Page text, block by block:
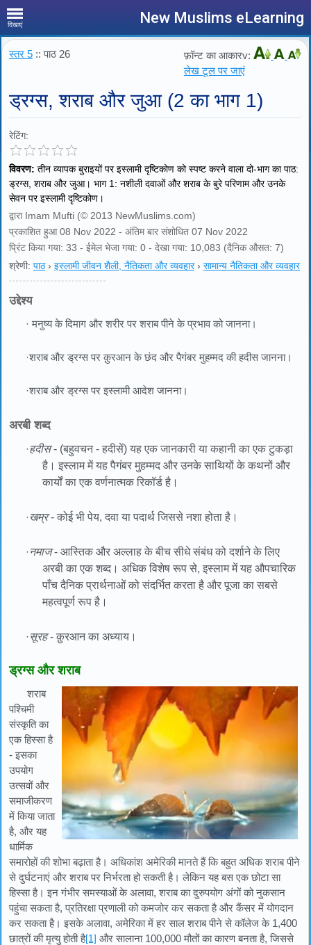
दिखाएं New Muslims eLearning
स्तर 5 :: पाठ 26
फ़ॉन्ट का आकारv:
लेख टूल पर जाएं
ड्रग्स, शराब और जुआ (2 का भाग 1)
रेटिंग:
विवरण: तीन व्यापक बुराइयों पर इस्लामी दृष्टिकोण को स्पष्ट करने वाला दो-भाग का पाठ:
ड्रग्स, शराब और जुआ। भाग 1: नशीली दवाओं और शराब के बुरे परिणाम और उनके
सेवन पर इस्लामी दृष्टिकोण।
द्वारा Imam Mufti (© 2013 NewMuslims.com)
प्रकाशित हुआ 08 Nov 2022 - अंतिम बार संशोधित 07 Nov 2022
प्रिंट किया गया: 33 - ईमेल भेजा गया: 0 - देखा गया: 10,083 (दैनिक औसत: 7)
श्रेणी: पाठ› इस्लामी जीवन शैली, नैतिकता और व्यवहार› सामान्य नैतिकता और व्यवहार
उद्देश्य
· मनुष्य के दिमाग और शरीर पर शराब पीने के प्रभाव को जानना।
·शराब और ड्रग्स पर क़ुरआन के छंद और पैगंबर मुहम्मद की हदीस जानना।
·शराब और ड्रग्स पर इस्लामी आदेश जानना।
अरबी शब्द
·हदीस- (बहुवचन - हदीसें) यह एक जानकारी या कहानी का एक टुकड़ा
है। इस्लाम में यह पैगंबर मुहम्मद और उनके साथियों के कथनों और
कार्यों का एक वर्णनात्मक रिकॉर्ड है।
·खम्र- कोई भी पेय, दवा या पदार्थ जिससे नशा होता है।
·नमाज- आस्तिक और अल्लाह के बीच सीधे संबंध को दर्शाने के लिए
अरबी का एक शब्द। अधिक विशेष रूप से, इस्लाम में यह औपचारिक
पाँच दैनिक प्रार्थनाओं को संदर्भित करता है और पूजा का सबसे
महत्वपूर्ण रूप है।
·सूरह- क़ुरआन का अध्याय।
ड्रग्स और शराब
शराब
पश्चिमी
संस्कृति का
एक हिस्सा है
- इसका
उपयोग
उत्सवों और
समाजीकरण
में किया जाता
है, और यह
धार्मिक
समारोहों की शोभा बढ़ाता है। अधिकांश अमेरिकी मानते हैं कि बहुत अधिक शराब पीने
से दुर्घटनाएं और शराब पर निर्भरता हो सकती है। लेकिन यह बस एक छोटा सा
हिस्सा है। इन गंभीर समस्याओं के अलावा, शराब का दुरुपयोग अंगों को नुकसान
पहुंचा सकता है, प्रतिरक्षा प्रणाली को कमजोर कर सकता है और कैंसर में योगदान
कर सकता है। इसके अलावा, अमेरिका में हर साल शराब पीने से कॉलेज के 1,400
छात्रों की मृत्यु होती है[1] और सालाना 100,000 मौतों का कारण बनता है, जिससे